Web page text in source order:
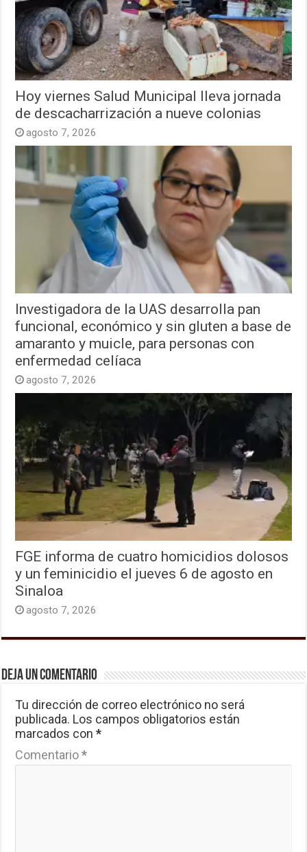
Hoy viernes Salud Municipal lleva jornada
de descacharrización a nueve colonias
agosto 7, 2026
Investigadora de la UAS desarrolla pan
funcional, económico y sin gluten a base de
amaranto y muicle, para personas con
enfermedad celíaca
agosto 7, 2026
FGE informa de cuatro homicidios dolosos
y un feminicidio el jueves 6 de agosto en
Sinaloa
agosto 7, 2026
Deja un comentario
Tu dirección de correo electrónico no será
publicada. Los campos obligatorios están
marcados con*
Comentario*